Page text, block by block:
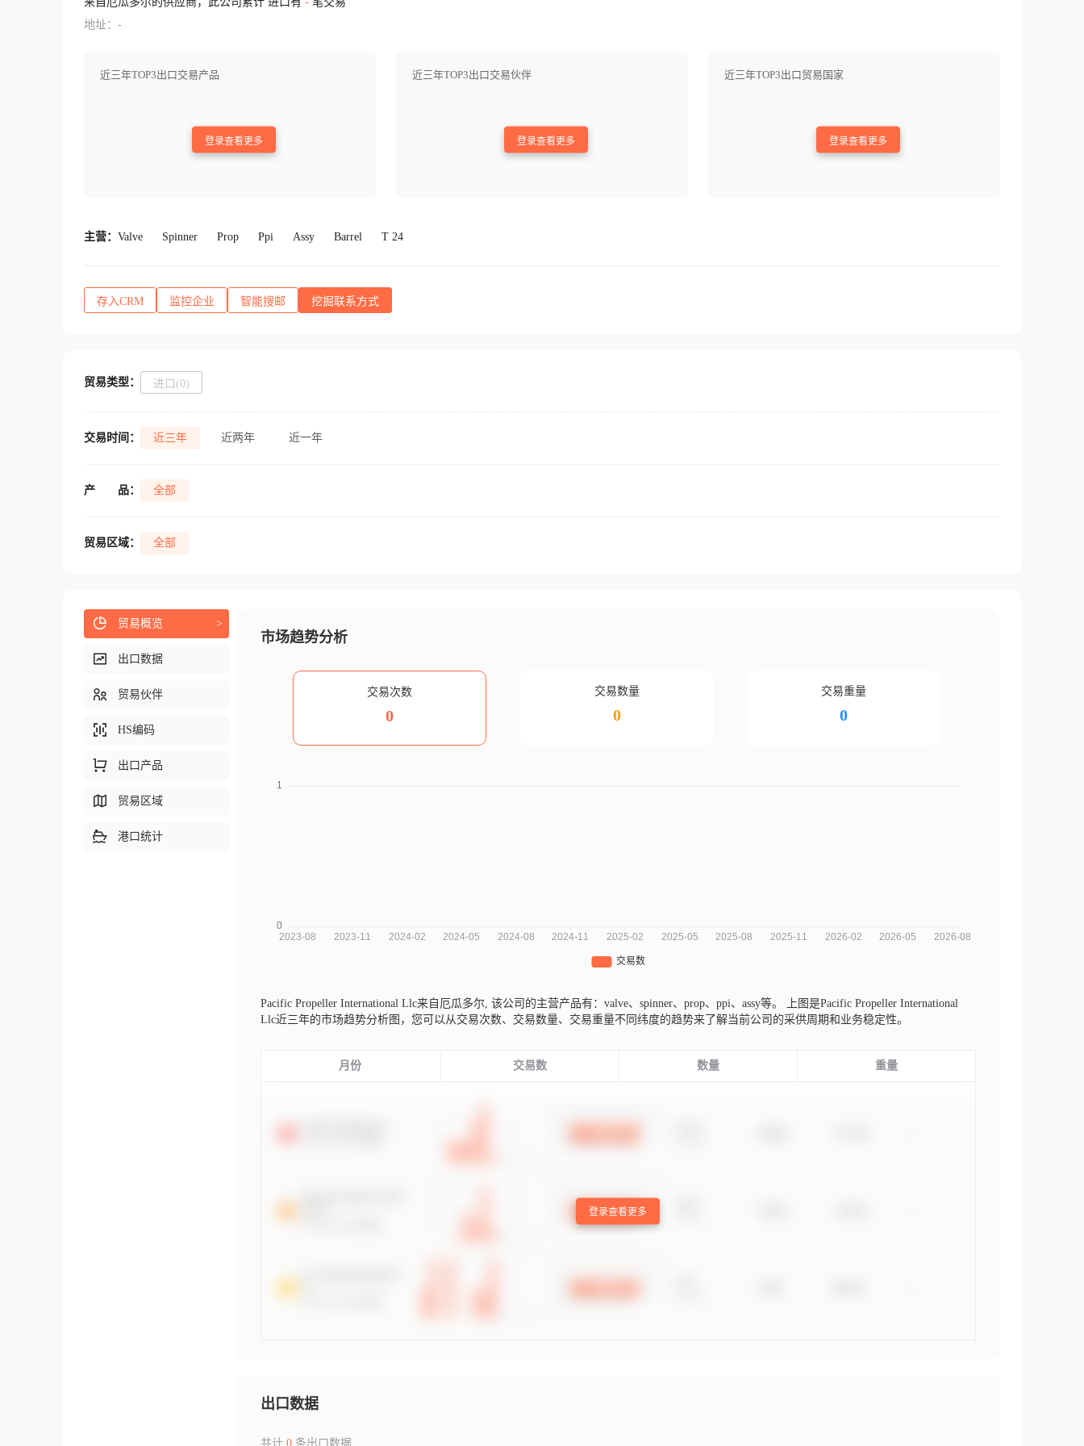
地址：-
近三年TOP3出口交易产品
登录查看更多
近三年TOP3出口交易伙伴
登录查看更多
近三年TOP3出口贸易国家
登录查看更多
主营： Valve Spinner Prop Ppi Assy Barrel T 24
存入CRM 监控企业 智能搜邮 挖掘联系方式
贸易类型： 进口(0)
交易时间： 近三年 近两年 近一年
产 品： 全部
贸易区域： 全部
市场趋势分析
交易次数
0
交易数量
0
交易重量
0
Pacific Propeller International Llc来自厄瓜多尔, 该公司的主营产品有：valve、spinner、prop、ppi、assy等。
上图是Pacific Propeller International
Llc近三年的市场趋势分析图，您可以从交易次数、交易数量、交易重量不同纬度的趋势来了解当前公司的采供周期和业务稳定性。
月份 交易数 数量 重量
登录查看更多
出口数据
共计 0条出口数据
贸易概览 >
出口数据
贸易伙伴
HS编码
出口产品
贸易区域
港口统计